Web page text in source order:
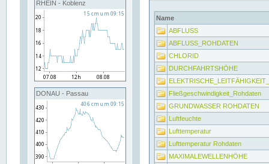
RHEIN - Koblenz
DONAU - Passau
Name
ABFLUSS
ABFLUSS_ROHDATEN
CHLORID
DURCHFAHRTSHÖHE
Fließgeschwindigkeit_Rohdaten
GRUNDWASSER ROHDATEN
Luftfeuchte
Lufttemperatur
Lufttemperatur Rohdaten
MAXIMALEWELLENHÖHE